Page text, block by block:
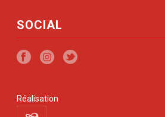
SOCIAL
Réalisation